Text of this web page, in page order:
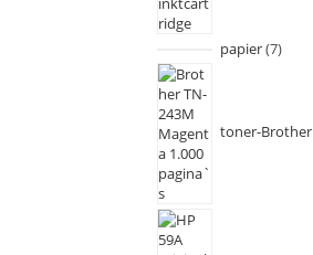
papier 7
toner-Brother